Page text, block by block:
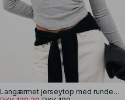
Langærmet jerseytop med rundet kant